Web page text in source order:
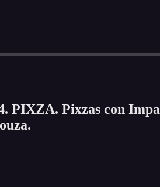
total: -1:04:14
PIXZA. Pixzas con